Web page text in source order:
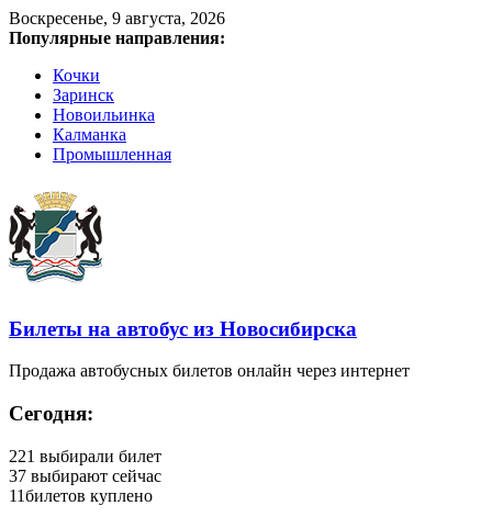
Воскресенье, 9 августа, 2026
Популярные направления:
Кочки
Заринск
Новоильинка
Калманка
Промышленная
Билеты на автобус из Новосибирска
Продажа автобусных билетов онлайн через интернет
Сегодня:
221 выбирали билет
37 выбирают сейчас
11билетов куплено